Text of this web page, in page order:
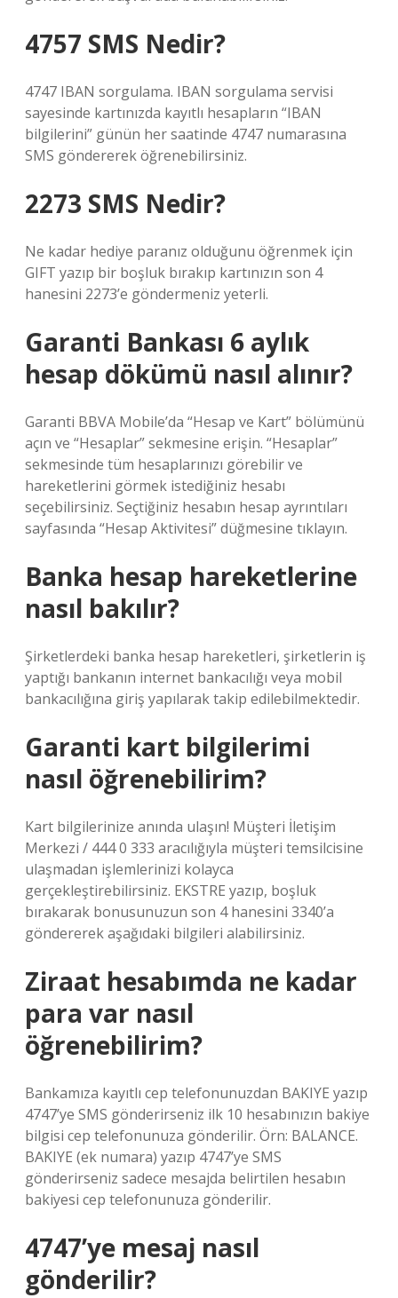
4757 SMS Nedir?
4747 IBAN sorgulama. IBAN sorgulama servisi
sayesinde kartınızda kayıtlı hesapların “IBAN
bilgilerini” günün her saatinde 4747 numarasına
SMS göndererek öğrenebilirsiniz.
2273 SMS Nedir?
Ne kadar hediye paranız olduğunu öğrenmek için
GIFT yazıp bir boşluk bırakıp kartınızın son 4
hanesini 2273’e göndermeniz yeterli.
Garanti Bankası 6 aylık
hesap dökümü nasıl alınır?
Garanti BBVA Mobile’da “Hesap ve Kart” bölümünü
açın ve “Hesaplar” sekmesine erişin. “Hesaplar”
sekmesinde tüm hesaplarınızı görebilir ve
hareketlerini görmek istediğiniz hesabı
seçebilirsiniz. Seçtiğiniz hesabın hesap ayrıntıları
sayfasında “Hesap Aktivitesi” düğmesine tıklayın.
Banka hesap hareketlerine
nasıl bakılır?
Şirketlerdeki banka hesap hareketleri, şirketlerin iş
yaptığı bankanın internet bankacılığı veya mobil
bankacılığına giriş yapılarak takip edilebilmektedir.
Garanti kart bilgilerimi
nasıl öğrenebilirim?
Kart bilgilerinize anında ulaşın! Müşteri İletişim
Merkezi / 444 0 333 aracılığıyla müşteri temsilcisine
ulaşmadan işlemlerinizi kolayca
gerçekleştirebilirsiniz. EKSTRE yazıp, boşluk
bırakarak bonusunuzun son 4 hanesini 3340’a
göndererek aşağıdaki bilgileri alabilirsiniz.
Ziraat hesabımda ne kadar
para var nasıl
öğrenebilirim?
Bankamıza kayıtlı cep telefonunuzdan BAKIYE yazıp
4747’ye SMS gönderirseniz ilk 10 hesabınızın bakiye
bilgisi cep telefonunuza gönderilir. Örn: BALANCE.
BAKIYE (ek numara) yazıp 4747’ye SMS
gönderirseniz sadece mesajda belirtilen hesabın
bakiyesi cep telefonunuza gönderilir.
4747’ye mesaj nasıl
gönderilir?